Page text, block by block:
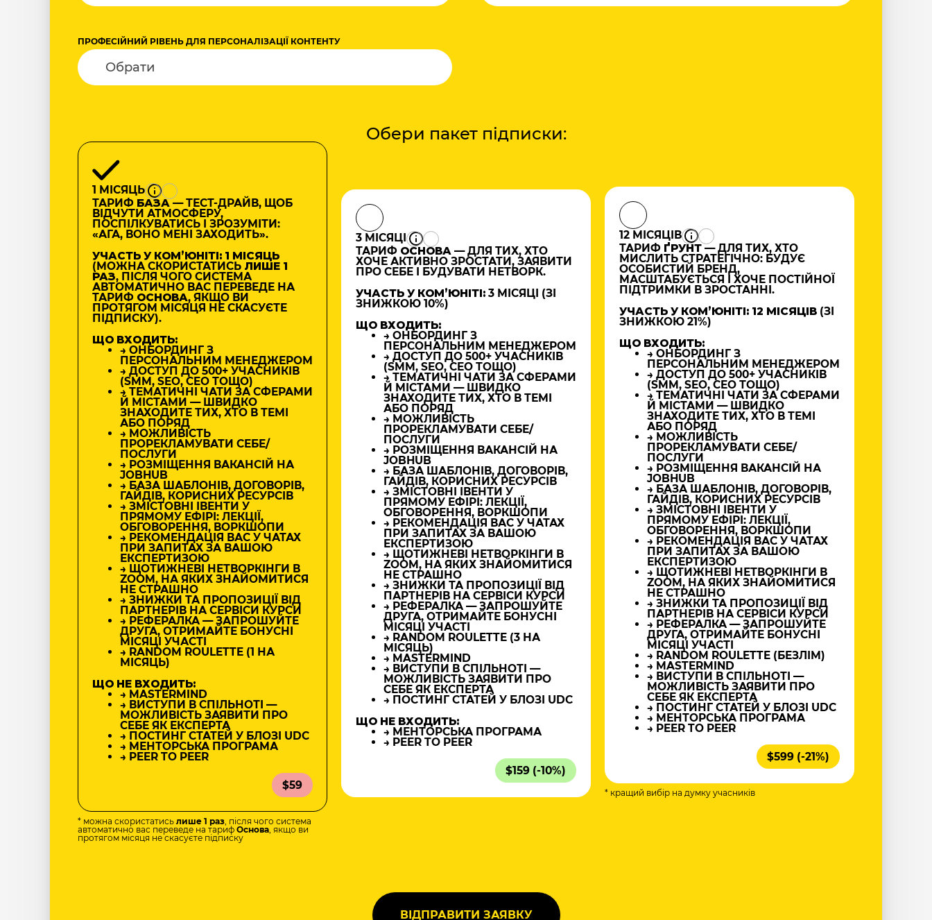
ПРОФЕСІЙНИЙ РІВЕНЬ ДЛЯ ПЕРСОНАЛІЗАЦІЇ КОНТЕНТУ
Обери пакет підписки:
1 МІСЯЦЬ
ТАРИФ БАЗА— ТЕСТ-ДРАЙВ, ЩОБ
ВІДЧУТИ АТМОСФЕРУ,
ПОСПІЛКУВАТИСЬ І ЗРОЗУМІТИ:
«АГА, ВОНО МЕНІ ЗАХОДИТЬ».
УЧАСТЬ У КОМʼЮНІТІ: 1 МІСЯЦЬ
(МОЖНА СКОРИСТАТИСЬ ЛИШЕ 1
РАЗ, ПІСЛЯ ЧОГО СИСТЕМА
АВТОМАТИЧНО ВАС ПЕРЕВЕДЕ НА
ТАРИФ ОСНОВА, ЯКЩО ВИ
ПРОТЯГОМ МІСЯЦЯ НЕ СКАСУЄТЕ
ПІДПИСКУ).
ЩО ВХОДИТЬ:
→ ОНБОРДИНГ З
ПЕРСОНАЛЬНИМ МЕНЕДЖЕРОМ
→ ДОСТУП ДО 500+ УЧАСНИКІВ
(SMM, SEO, CEO ТОЩО)
→ ТЕМАТИЧНІ ЧАТИ ЗА СФЕРАМИ
Й МІСТАМИ — ШВИДКО
ЗНАХОДИТЕ ТИХ, ХТО В ТЕМІ
АБО ПОРЯД
→ МОЖЛИВІСТЬ
ПРОРЕКЛАМУВАТИ СЕБЕ/
ПОСЛУГИ
→ РОЗМІЩЕННЯ ВАКАНСІЙ НА
JOBHUB
→ БАЗА ШАБЛОНІВ, ДОГОВОРІВ,
ГАЙДІВ, КОРИСНИХ РЕСУРСІВ
→ ЗМІСТОВНІ ІВЕНТИ У
ПРЯМОМУ ЕФІРІ: ЛЕКЦІЇ,
ОБГОВОРЕННЯ, ВОРКШОПИ
→ РЕКОМЕНДАЦІЯ ВАС У ЧАТАХ
ПРИ ЗАПИТАХ ЗА ВАШОЮ
ЕКСПЕРТИЗОЮ
→ ЩОТИЖНЕВІ НЕТВОРКІНГИ В
ZOOM, НА ЯКИХ ЗНАЙОМИТИСЯ
НЕ СТРАШНО
→ ЗНИЖКИ ТА ПРОПОЗИЦІЇ ВІД
ПАРТНЕРІВ НА СЕРВІСИ КУРСИ
→ РЕФЕРАЛКА — ЗАПРОШУЙТЕ
ДРУГА, ОТРИМАЙТЕ БОНУСНІ
МІСЯЦІ УЧАСТІ
→ RANDOM ROULETTE (1 НА
МІСЯЦЬ)
ЩО НЕ ВХОДИТЬ:
→ MASTERMIND
→ ВИСТУПИ В СПІЛЬНОТІ —
МОЖЛИВІСТЬ ЗАЯВИТИ ПРО
СЕБЕ ЯК ЕКСПЕРТА
→ ПОСТИНГ СТАТЕЙ У БЛОЗІ UDC
→ МЕНТОРСЬКА ПРОГРАМА
→ PEER TO PEER
$59
* можна скористатись лише 1 раз, після чого система
автоматично вас переведе на тариф Основа, якщо ви
протягом місяця не скасуєте підписку
3 МІСЯЦІ
ТАРИФ ОСНОВА — ДЛЯ ТИХ, ХТО
ХОЧЕ АКТИВНО ЗРОСТАТИ, ЗАЯВИТИ
ПРО СЕБЕ І БУДУВАТИ НЕТВОРК.
УЧАСТЬ У КОМʼЮНІТІ: 3 МІСЯЦІ (ЗІ
ЗНИЖКОЮ 10%)
ЩО ВХОДИТЬ:
→ ОНБОРДИНГ З
ПЕРСОНАЛЬНИМ МЕНЕДЖЕРОМ
→ ДОСТУП ДО 500+ УЧАСНИКІВ
(SMM, SEO, CEO ТОЩО)
→ ТЕМАТИЧНІ ЧАТИ ЗА СФЕРАМИ
Й МІСТАМИ — ШВИДКО
ЗНАХОДИТЕ ТИХ, ХТО В ТЕМІ
АБО ПОРЯД
→ МОЖЛИВІСТЬ
ПРОРЕКЛАМУВАТИ СЕБЕ/
ПОСЛУГИ
→ РОЗМІЩЕННЯ ВАКАНСІЙ НА
JOBHUB
→ БАЗА ШАБЛОНІВ, ДОГОВОРІВ,
ГАЙДІВ, КОРИСНИХ РЕСУРСІВ
→ ЗМІСТОВНІ ІВЕНТИ У
ПРЯМОМУ ЕФІРІ: ЛЕКЦІЇ,
ОБГОВОРЕННЯ, ВОРКШОПИ
→ РЕКОМЕНДАЦІЯ ВАС У ЧАТАХ
ПРИ ЗАПИТАХ ЗА ВАШОЮ
ЕКСПЕРТИЗОЮ
→ ЩОТИЖНЕВІ НЕТВОРКІНГИ В
ZOOM, НА ЯКИХ ЗНАЙОМИТИСЯ
НЕ СТРАШНО
→ ЗНИЖКИ ТА ПРОПОЗИЦІЇ ВІД
ПАРТНЕРІВ НА СЕРВІСИ КУРСИ
→ РЕФЕРАЛКА — ЗАПРОШУЙТЕ
ДРУГА, ОТРИМАЙТЕ БОНУСНІ
МІСЯЦІ УЧАСТІ
→ RANDOM ROULETTE (3 НА
МІСЯЦЬ)
→ MASTERMIND
→ ВИСТУПИ В СПІЛЬНОТІ —
МОЖЛИВІСТЬ ЗАЯВИТИ ПРО
СЕБЕ ЯК ЕКСПЕРТА
→ ПОСТИНГ СТАТЕЙ У БЛОЗІ UDC
ЩО НЕ ВХОДИТЬ:
→ МЕНТОРСЬКА ПРОГРАМА
→ PEER TO PEER
$159 (-10%)
12 МІСЯЦІВ
ТАРИФ ҐРУНТ— ДЛЯ ТИХ, ХТО
МИСЛИТЬ СТРАТЕГІЧНО: БУДУЄ
ОСОБИСТИЙ БРЕНД,
МАСШТАБУЄТЬСЯ І ХОЧЕ ПОСТІЙНОЇ
ПІДТРИМКИ В ЗРОСТАННІ.
УЧАСТЬ У КОМʼЮНІТІ: 12 МІСЯЦІВ (ЗІ
ЗНИЖКОЮ 21%)
ЩО ВХОДИТЬ:
→ ОНБОРДИНГ З
ПЕРСОНАЛЬНИМ МЕНЕДЖЕРОМ
→ ДОСТУП ДО 500+ УЧАСНИКІВ
(SMM, SEO, CEO ТОЩО)
→ ТЕМАТИЧНІ ЧАТИ ЗА СФЕРАМИ
Й МІСТАМИ — ШВИДКО
ЗНАХОДИТЕ ТИХ, ХТО В ТЕМІ
АБО ПОРЯД
→ МОЖЛИВІСТЬ
ПРОРЕКЛАМУВАТИ СЕБЕ/
ПОСЛУГИ
→ РОЗМІЩЕННЯ ВАКАНСІЙ НА
JOBHUB
→ БАЗА ШАБЛОНІВ, ДОГОВОРІВ,
ГАЙДІВ, КОРИСНИХ РЕСУРСІВ
→ ЗМІСТОВНІ ІВЕНТИ У
ПРЯМОМУ ЕФІРІ: ЛЕКЦІЇ,
ОБГОВОРЕННЯ, ВОРКШОПИ
→ РЕКОМЕНДАЦІЯ ВАС У ЧАТАХ
ПРИ ЗАПИТАХ ЗА ВАШОЮ
ЕКСПЕРТИЗОЮ
→ ЩОТИЖНЕВІ НЕТВОРКІНГИ В
ZOOM, НА ЯКИХ ЗНАЙОМИТИСЯ
НЕ СТРАШНО
→ ЗНИЖКИ ТА ПРОПОЗИЦІЇ ВІД
ПАРТНЕРІВ НА СЕРВІСИ КУРСИ
→ РЕФЕРАЛКА — ЗАПРОШУЙТЕ
ДРУГА, ОТРИМАЙТЕ БОНУСНІ
МІСЯЦІ УЧАСТІ
→ RANDOM ROULETTE (БЕЗЛІМ)
→ MASTERMIND
→ ВИСТУПИ В СПІЛЬНОТІ —
МОЖЛИВІСТЬ ЗАЯВИТИ ПРО
СЕБЕ ЯК ЕКСПЕРТА
→ ПОСТИНГ СТАТЕЙ У БЛОЗІ UDC
→ МЕНТОРСЬКА ПРОГРАМА
→ PEER TO PEER
$599 (-21%)
* кращий вибір на думку учасників